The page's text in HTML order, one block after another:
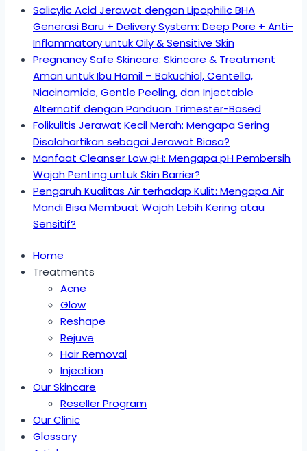
Salicylic Acid Jerawat dengan Lipophilic BHA
Generasi Baru + Delivery System: Deep Pore + Anti-
Inflammatory untuk Oily & Sensitive Skin
Pregnancy Safe Skincare: Skincare & Treatment
Aman untuk Ibu Hamil – Bakuchiol, Centella,
Niacinamide, Gentle Peeling, dan Injectable
Alternatif dengan Panduan Trimester-Based
Folikulitis Jerawat Kecil Merah: Mengapa Sering
Disalahartikan sebagai Jerawat Biasa?
Manfaat Cleanser Low pH: Mengapa pH Pembersih
Wajah Penting untuk Skin Barrier?
Pengaruh Kualitas Air terhadap Kulit: Mengapa Air
Mandi Bisa Membuat Wajah Lebih Kering atau
Sensitif?
Home
Treatments
Acne
Glow
Reshape
Rejuve
Hair Removal
Injection
Our Skincare
Reseller Program
Our Clinic
Glossary